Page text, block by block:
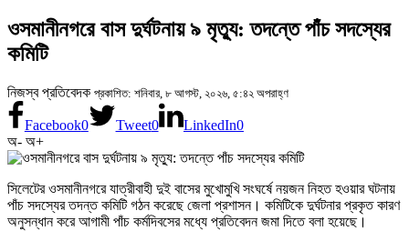
ওসমানীনগরে বাস দুর্ঘটনায় ৯ মৃত্যু: তদন্তে পাঁচ সদস্যের
কমিটি
নিজস্ব প্রতিবেদক প্রকাশিত: শনিবার, ৮ আগস্ট, ২০২৬, ৫:৪২ অপরাহ্ণ
Facebook0 Tweet0 LinkedIn0
অ- অ+
সিলেটের ওসমানীনগরে যাত্রীবাহী দুই বাসের মুখোমুখি সংঘর্ষে নয়জন নিহত হওয়ার ঘটনায়
পাঁচ সদস্যের তদন্ত কমিটি গঠন করেছে জেলা প্রশাসন। কমিটিকে দুর্ঘটনার প্রকৃত কারণ
অনুসন্ধান করে আগামী পাঁচ কর্মদিবসের মধ্যে প্রতিবেদন জমা দিতে বলা হয়েছে।